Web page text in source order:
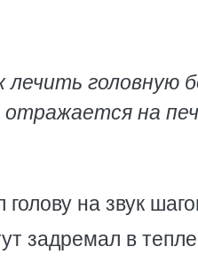
лечить головную
отражается на
на звук
задремал в